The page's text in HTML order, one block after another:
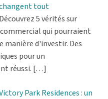
tout
Découvrez 5 vérités sur
qui pourraient
manière d'investir. Des
pour un
réussi. […]
Park Residences : un